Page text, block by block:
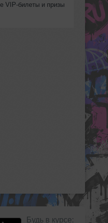
VIP‑билеты и призы
Будь в курсе: